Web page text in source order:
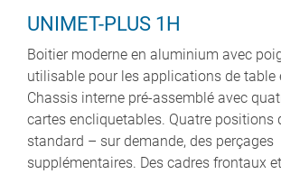
UNIMET-PLUS 1H
Boitier moderne en aluminium avec
utilisable pour les applications de table
Chassis interne pré-assemblé avec
cartes encliquetables. Quatre positions
standard – sur demande, des perçages
supplémentaires. Des cadres frontaux